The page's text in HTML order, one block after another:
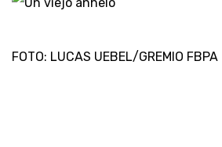
FOTO: LUCAS UEBEL/GREMIO FBPA